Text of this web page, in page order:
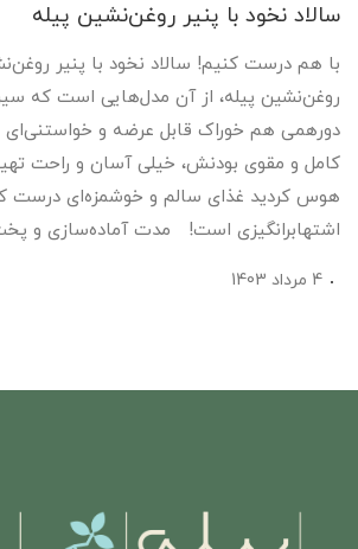
سالاد نخود با پنیر روغن‌نشین پیله
با هم درست کنیم! سالاد نخود با پنیر
روغن‌نشین پیله، از آن مدل‌هایی است که
دورهمی هم خوراک قابل عرضه و خواستنی‌ای
کامل و مقوی بودنش، خیلی آسان و راحت
هوس کردید غذای سالم و خوشمزه‌ای درست
اشتهابرانگیزی است! مدت آماده‌سازی و پخت: 10 دقیقه چند نفر:
4 مرداد 1403